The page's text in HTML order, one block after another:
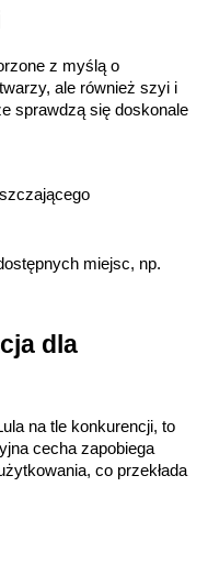
ale również szyi i
sprawdzą się doskonale
miejsc, np.
dla
na tle konkurencji, to
cecha zapobiega
co przekłada